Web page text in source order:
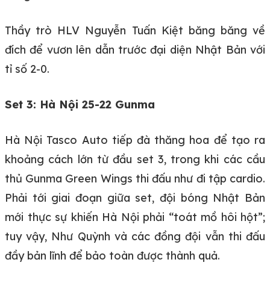
Thầy trò HLV Nguyễn Tuấn Kiệt băng băng về
đích để vươn lên dẫn trước đại diện Nhật Bản với
tỉ số 2-0.
Set 3: Hà Nội 25-22 Gunma
Hà Nội Tasco Auto tiếp đà thăng hoa để tạo ra
khoảng cách lớn từ đầu set 3, trong khi các cầu
thủ Gunma Green Wings thi đấu như đi tập cardio.
Phải tới giai đoạn giữa set, đội bóng Nhật Bản
mới thực sự khiến Hà Nội phải “toát mồ hôi hột”;
tuy vậy, Như Quỳnh và các đồng đội vẫn thi đấu
đầy bản lĩnh để bảo toàn được thành quả.